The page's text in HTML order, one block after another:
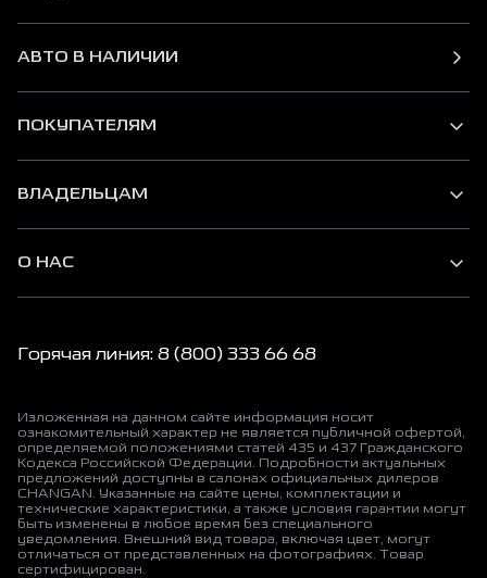
АВТО В НАЛИЧИИ
ПОКУПАТЕЛЯМ
ВЛАДЕЛЬЦАМ
О НАС
Горячая линия: 8 (800) 333 66 68
Изложенная на данном сайте информация носит
ознакомительный характер не является публичной офертой,
определяемой положениями статей 435 и 437 Гражданского
Кодекса Российской Федерации. Подробности актуальных
предложений доступны в салонах официальных дилеров
CHANGAN. Указанные на сайте цены, комплектации и
технические характеристики, а также условия гарантии могут
быть изменены в любое время без специального
уведомления. Внешний вид товара, включая цвет, могут
отличаться от представленных на фотографиях. Товар
сертифицирован.